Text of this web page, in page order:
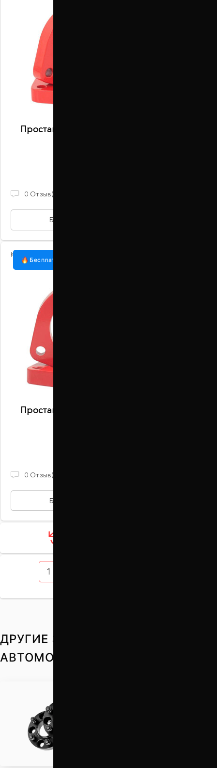
Проставки передних стоек 20 мм Nissan
0 Отзыв(ов)
БЫСТРАЯ ПОКУПКА
Код:
Бесплатная доставка
Проставки передних стоек 10 мм Nissan
0 Отзыв(ов)
БЫСТРАЯ ПОКУПКА
1
ДРУГИЕ ЗАПЧАСТИ НА ВАШ
АВТОМОБИЛЬ